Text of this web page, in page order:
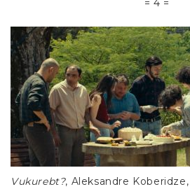
Vukurebt?, Aleksandre Koberidze,